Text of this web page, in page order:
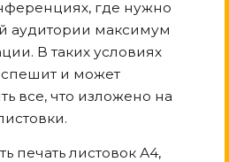
где нужно
аудитории максимум
В таких условиях
и может
все, что изложено на
печать листовок А4,